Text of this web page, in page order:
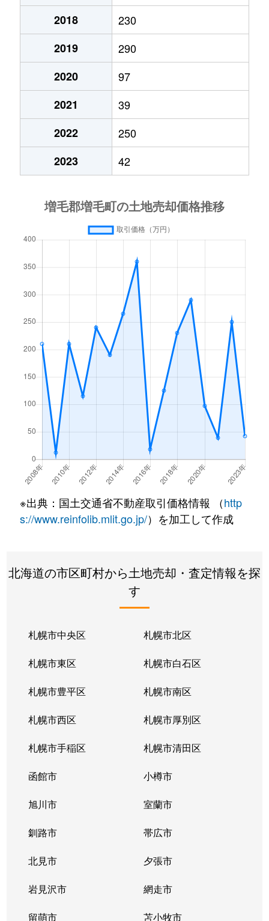
2018
230
2019
290
2020
97
2021
39
2022
250
2023
42
※出典：国土交通省不動産取引価格情報 （http
s://www.reinfolib.mlit.go.jp/）を加工して作成
北海道の市区町村から土地売却・査定情報を探
す
札幌市中央区 札幌市北区
札幌市東区 札幌市白石区
札幌市豊平区 札幌市南区
札幌市西区 札幌市厚別区
札幌市手稲区 札幌市清田区
函館市 小樽市
旭川市 室蘭市
釧路市 帯広市
北見市 夕張市
岩見沢市 網走市
留萌市 苫小牧市